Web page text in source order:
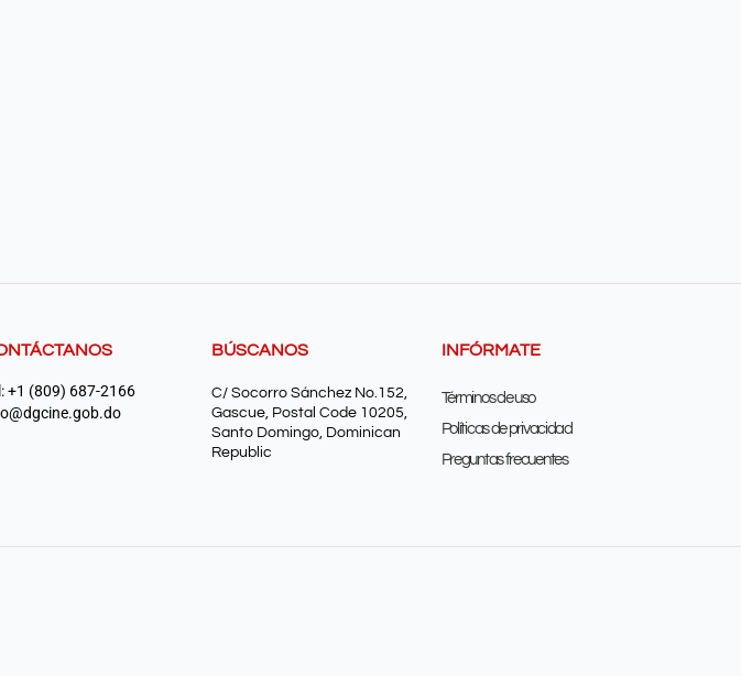
+1 (809) 687-2166
BÚSCANOS
C/ Socorro Sánchez No.152,
Gascue, Postal Code 10205,
Santo Domingo, Dominican
Republic
INFÓRMATE
Términos de uso
Políticas de privacidad
Preguntas frecuentes